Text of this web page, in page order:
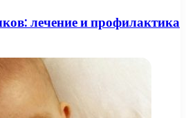
лечение и профилактика